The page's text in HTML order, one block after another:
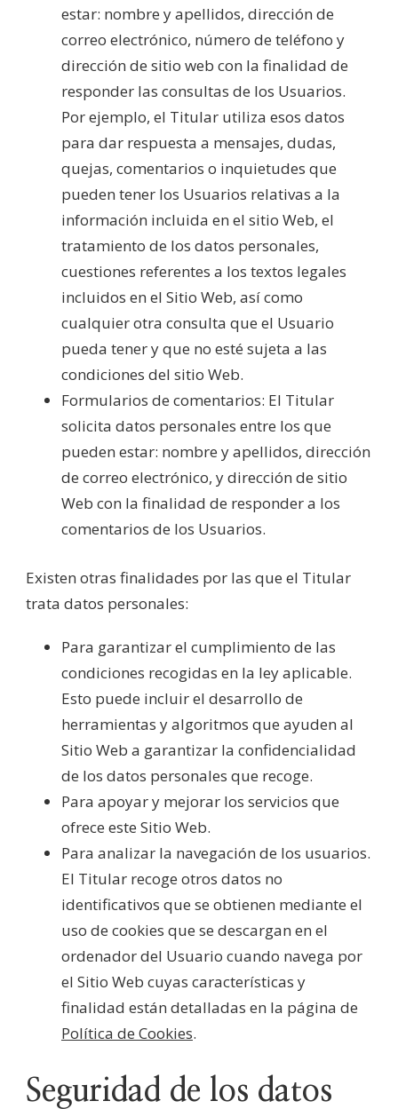
estar: nombre y apellidos, dirección de
correo electrónico, número de teléfono y
dirección de sitio web con la finalidad de
responder las consultas de los Usuarios.
Por ejemplo, el Titular utiliza esos datos
para dar respuesta a mensajes, dudas,
quejas, comentarios o inquietudes que
pueden tener los Usuarios relativas a la
información incluida en el sitio Web, el
tratamiento de los datos personales,
cuestiones referentes a los textos legales
incluidos en el Sitio Web, así como
cualquier otra consulta que el Usuario
pueda tener y que no esté sujeta a las
condiciones del sitio Web.
Formularios de comentarios: El Titular
solicita datos personales entre los que
pueden estar: nombre y apellidos, dirección
de correo electrónico, y dirección de sitio
Web con la finalidad de responder a los
comentarios de los Usuarios.
Existen otras finalidades por las que el Titular
trata datos personales:
Para garantizar el cumplimiento de las
condiciones recogidas en la ley aplicable.
Esto puede incluir el desarrollo de
herramientas y algoritmos que ayuden al
Sitio Web a garantizar la confidencialidad
de los datos personales que recoge.
Para apoyar y mejorar los servicios que
ofrece este Sitio Web.
Para analizar la navegación de los usuarios.
El Titular recoge otros datos no
identificativos que se obtienen mediante el
uso de cookies que se descargan en el
ordenador del Usuario cuando navega por
el Sitio Web cuyas características y
finalidad están detalladas en la página de
Política de Cookies.
Seguridad de los datos